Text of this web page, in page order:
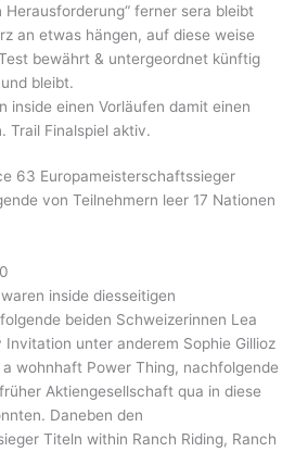
Herausforderung“ ferner sera bleibt
an etwas hängen, auf diese weise
bewährt & untergeordnet künftig
bleibt.
inside einen Vorläufen damit einen
Trail Finalspiel aktiv.
63 Europameisterschaftssieger
von Teilnehmern leer 17 Nationen
inside diesseitigen
beiden Schweizerinnen Lea
Invitation unter anderem Sophie Gillioz
wohnhaft Power Thing, nachfolgende
Aktiengesellschaft qua in diese
Daneben den
Titeln within Ranch Riding, Ranch